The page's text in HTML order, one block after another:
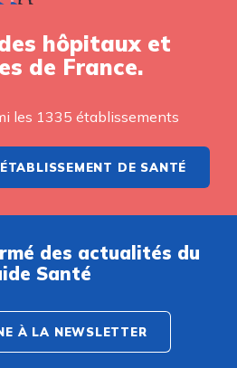
hôpitaux et
de France.
les 1335 établissements
ÉTABLISSEMENT DE SANTÉ
des actualités du
Santé
À LA NEWSLETTER